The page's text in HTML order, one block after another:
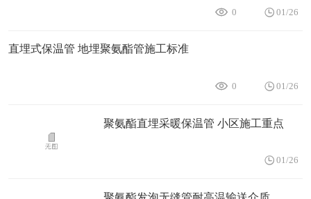
0 01/26
直埋式保温管 地埋聚氨酯管施工标准
0 01/26
聚氨酯直埋采暖保温管 小区施工重点
01/26